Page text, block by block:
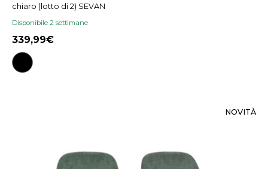
chiaro (lotto di 2) SEVAN
Disponibile 2 settimane
339,99
NOVITÀ